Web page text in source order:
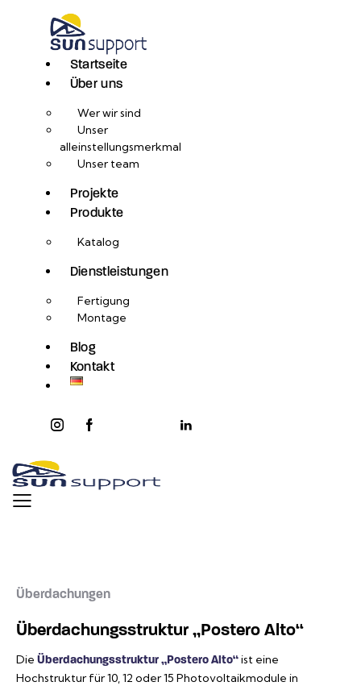
Startseite
Über uns
Wer wir sind
Unser
alleinstellungsmerkmal
Unser team
Projekte
Produkte
Katalog
Dienstleistungen
Fertigung
Montage
Blog
Kontakt
instagramfacebook-
youtube2
linkedin
Überdachungen
Überdachungsstruktur „Postero Alto“
Die Überdachungsstruktur „Postero Alto“ist eine
Hochstruktur für 10, 12 oder 15 Photovoltaikmodule in